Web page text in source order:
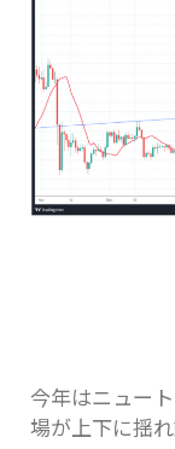
今年はニュー
場が上下に揺